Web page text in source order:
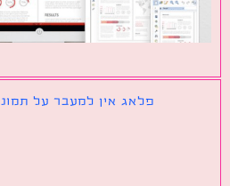
פלאג אין למעבר על תמונה עם